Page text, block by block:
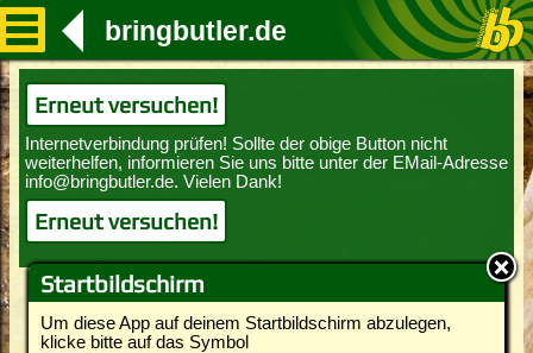
Startbildschirm
Um diese App auf deinem Startbildschirm abzulegen,
klicke bitte auf das Symbol
bringbutler.de
Erneut versuchen!
Erneut versuchen!